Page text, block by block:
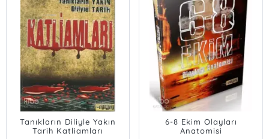
Tanıkların Diliyle Yakın
Tarih Katliamları
6-8 Ekim Olayları
Anatomisi